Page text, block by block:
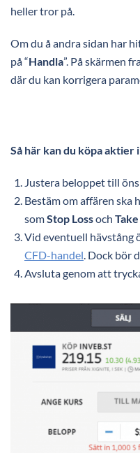
heller tror på.
Om du å andra sidan har
på “Handla”. På skärmen
där du kan korrigera
Så här kan du köpa
Justera beloppet till
Bestäm om affären ska
somStop Lossoch
Vid eventuell hävstång
CFD-handel. Dock bör
Avsluta genom att